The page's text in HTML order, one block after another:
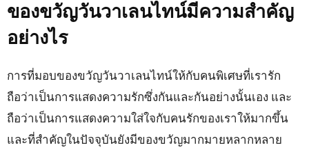
ของขวัญวันวาเลนไทน์มีความสำคัญ
อย่างไร
การที่มอบของขวัญวันวาเลนไทน์ให้กับคนพิเศษที่เรารัก
ถือว่าเป็นการแสดงความรักซึ่งกันและกันอย่างนั้นเอง และ
ถือว่าเป็นการแสดงความใส่ใจกับคนรักของเราให้มากขึ้น
และที่สำคัญในปัจจุบันยังมีของขวัญมากมายหลากหลาย